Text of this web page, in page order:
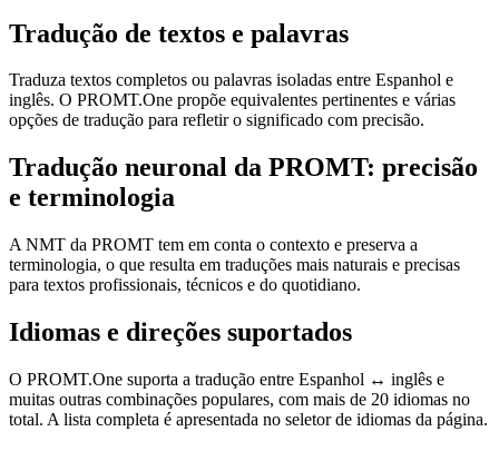
Tradução de textos e palavras
Traduza textos completos ou palavras isoladas entre Espanhol e
inglês. O PROMT.One propõe equivalentes pertinentes e várias
opções de tradução para refletir o significado com precisão.
Tradução neuronal da PROMT: precisão
e terminologia
A NMT da PROMT tem em conta o contexto e preserva a
terminologia, o que resulta em traduções mais naturais e precisas
para textos profissionais, técnicos e do quotidiano.
Idiomas e direções suportados
O PROMT.One suporta a tradução entre Espanhol ↔ inglês e
muitas outras combinações populares, com mais de 20 idiomas no
total. A lista completa é apresentada no seletor de idiomas da página.